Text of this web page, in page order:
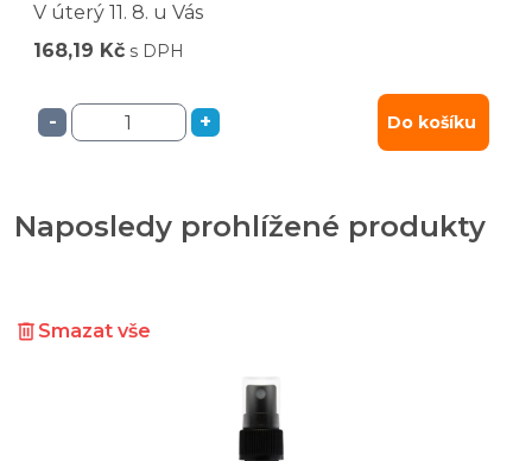
V úterý 11. 8. u Vás
168,19 Kč s DPH
- + Do košíku
Naposledy prohlížené produkty
Smazat vše